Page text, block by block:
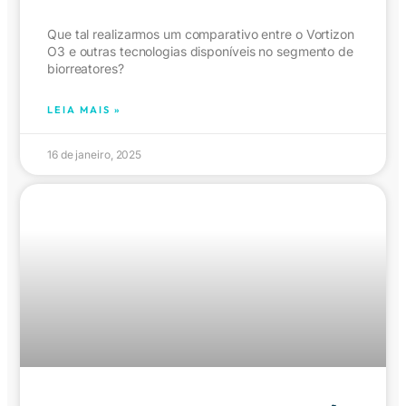
Que tal realizarmos um comparativo entre o Vortizon
O3 e outras tecnologias disponíveis no segmento de
biorreatores?
LEIA MAIS »
16 de janeiro, 2025